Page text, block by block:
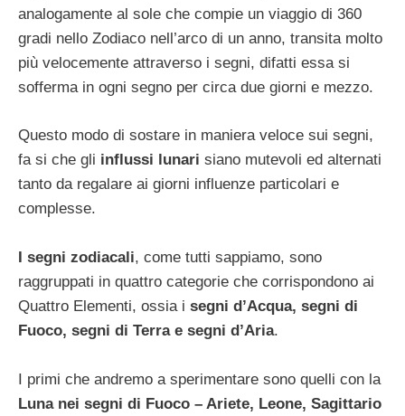
analogamente al sole che compie un viaggio di 360
gradi nello Zodiaco nell’arco di un anno, transita molto
più velocemente attraverso i segni, difatti essa si
sofferma in ogni segno per circa due giorni e mezzo.
Questo modo di sostare in maniera veloce sui segni,
fa si che gli influssi lunari siano mutevoli ed alternati
tanto da regalare ai giorni influenze particolari e
complesse.
I segni zodiacali, come tutti sappiamo, sono
raggruppati in quattro categorie che corrispondono ai
Quattro Elementi, ossia i segni d’Acqua, segni di
Fuoco, segni di Terra e segni d’Aria.
I primi che andremo a sperimentare sono quelli con la
Luna nei segni di Fuoco – Ariete, Leone, Sagittario